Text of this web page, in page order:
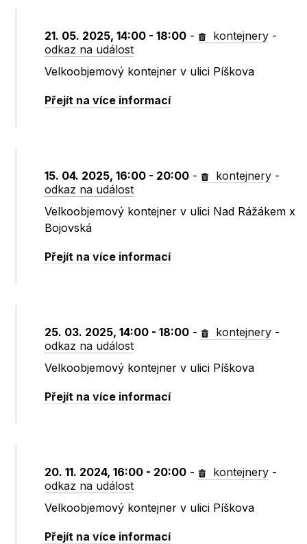
21. 05. 2025, 14:00 - 18:00 - kontejnery -
odkaz na událost
Velkoobjemový kontejner v ulici Píškova
Přejít na více informací
15. 04. 2025, 16:00 - 20:00 - kontejnery -
odkaz na událost
Velkoobjemový kontejner v ulici Nad Rážákem x
Bojovská
Přejít na více informací
25. 03. 2025, 14:00 - 18:00 - kontejnery -
odkaz na událost
Velkoobjemový kontejner v ulici Píškova
Přejít na více informací
20. 11. 2024, 16:00 - 20:00 - kontejnery -
odkaz na událost
Velkoobjemový kontejner v ulici Píškova
Přejít na více informací